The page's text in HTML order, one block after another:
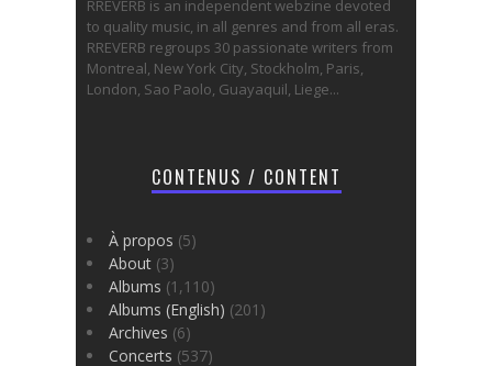
RREVERB is an independent webzine devoted
to quality music, in all genres and from all eras.
RREVERB regroups 30 passionate writers from
Montreal, New York City, Stockholm, Paris,
London, Sao Paolo, Guayaquil, Liege...
CONTENUS / CONTENT
À propos (5)
About (3)
Albums (1,110)
Albums (English) (201)
Archives (6)
Concerts (537)